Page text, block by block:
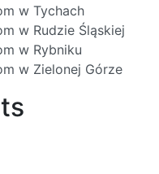
w Tychach
w Rudzie Śląskiej
w Rybniku
w Zielonej Górze